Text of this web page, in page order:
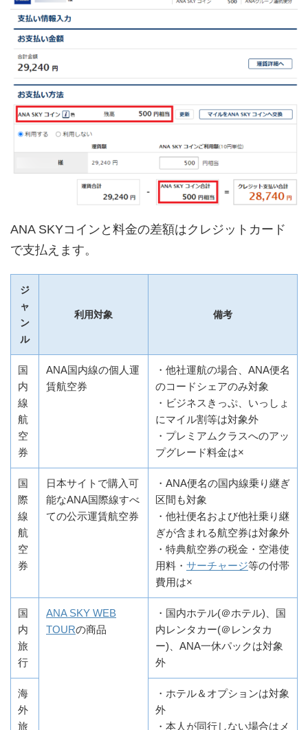
ANA SKYコインと料金の差額はクレジットカード
で支払えます。
ジ
ャ
ン
ル
利用対象 備考
国
内
線
航
空
券
ANA国内線の個人運
賃航空券
・他社運航の場合、ANA便名
のコードシェアのみ対象
・ビジネスきっぷ、いっしょ
にマイル割等は対象外
・プレミアムクラスへのアッ
プグレード料金は×
国
際
線
航
空
券
日本サイトで購入可
能なANA国際線すべ
ての公示運賃航空券
・ANA便名の国内線乗り継ぎ
区間も対象
・他社便名および他社乗り継
ぎが含まれる航空券は対象外
・特典航空券の税金・空港使
用料・ サーチャージ等の付帯
費用は×
国
内
旅
行
ANA SKY WEB
TOURの商品
・国内ホテル(＠ホテル)、国
内レンタカー(＠レンタカ
ー)、ANA一休パックは対象
外
海
外
旅
・ホテル＆オプションは対象
外
・本人が同行しない場合はメ